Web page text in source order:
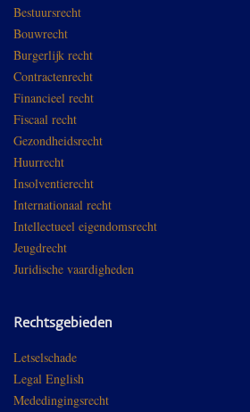
Bestuursrecht
Bouwrecht
Burgerlijk recht
Contractenrecht
Financieel recht
Fiscaal recht
Gezondheidsrecht
Huurrecht
Insolventierecht
Internationaal recht
Intellectueel eigendomsrecht
Jeugdrecht
Juridische vaardigheden
Rechtsgebieden
Letselschade
Legal English
Mededingingsrecht